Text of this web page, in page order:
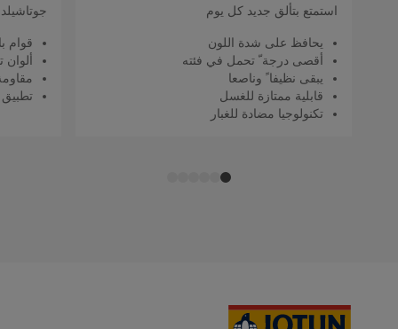
استمتع بتألق جديد كل يوم
يحافظ على شدة اللون
أقصى درجة ّ تحمل في فئته
يبقى نظيفا ً وناصعا
قابلية ممتازة للغسل
تكنولوجيا مضادة للغبار
جوتاشيلد
قوام
ألوان